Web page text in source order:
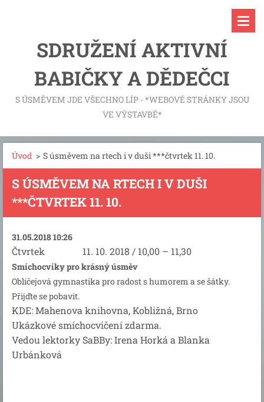
SDRUŽENÍ AKTIVNÍ
BABIČKY A DĚDEČCI
S ÚSMĚVEM JDE VŠECHNO LÍP - *WEBOVÉ STRÁNKY JSOU
VE VÝSTAVBĚ*
Úvod > S úsměvem na rtech i v duši ***čtvrtek 11. 10.
S ÚSMĚVEM NA RTECH I V DUŠI
***ČTVRTEK 11. 10.
31.05.2018 10:26
Čtvrtek 11. 10. 2018 / 10,00 – 11,30
Smíchocviky pro krásný úsměv
Obličejová gymnastika pro radost s humorem a se šátky.
Přijďte se pobavit.
KDE: Mahenova knihovna, Kobližná, Brno
Ukázkové smíchocvičení zdarma.
Vedou lektorky SaBBy: Irena Horká a Blanka
Urbánková